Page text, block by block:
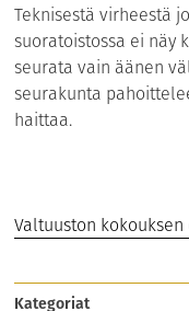
Teknisestä virheestä
suoratoistossa ei näy
seurata vain äänen
seurakunta
haittaa.
Valtuuston
Kategoriat